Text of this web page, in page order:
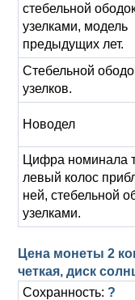
стебельной
узелками, модель
предыдущих лет.
Стебельной
узелков.
Новодел
Цифра номинала
левый колос
ней, стебельной
узелками.
Цена монеты 2
четкая, диск
Сохранность: ?